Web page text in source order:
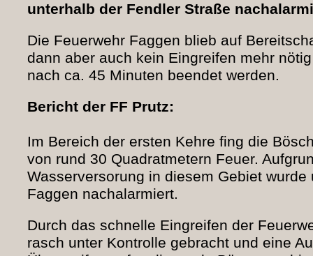
unterhalb der Fendler Straße
Die Feuerwehr Faggen blieb auf
dann aber auch kein Eingreifen mehr
nach ca. 45 Minuten beendet werden.
Bericht der FF Prutz:
Im Bereich der ersten Kehre fing die
von rund 30 Quadratmetern Feuer.
Wasserversorung in diesem Gebiet
Faggen nachalarmiert.
Durch das schnelle Eingreifen der
rasch unter Kontrolle gebracht und eine